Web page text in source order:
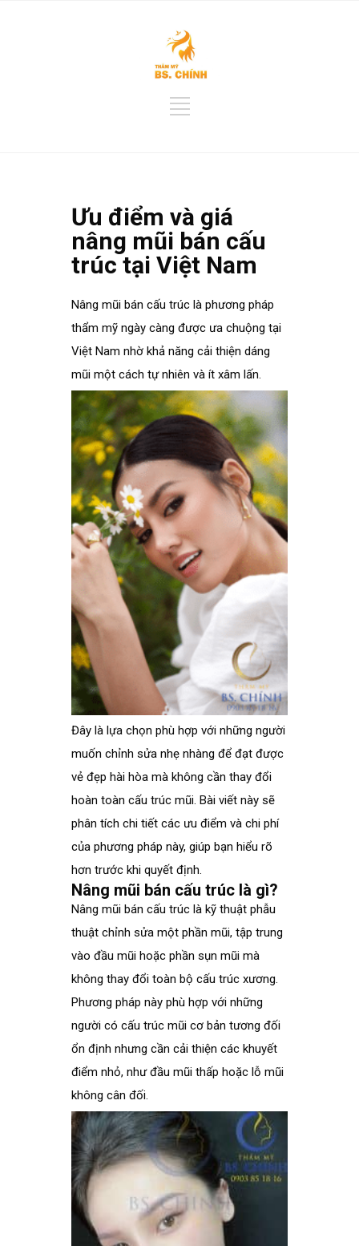
Ưu điểm và giá
nâng mũi bán cấu
trúc tại Việt Nam
Nâng mũi bán cấu trúc là phương pháp
thẩm mỹ ngày càng được ưa chuộng tại
Việt Nam nhờ khả năng cải thiện dáng
mũi một cách tự nhiên và ít xâm lấn.
Đây là lựa chọn phù hợp với những người
muốn chỉnh sửa nhẹ nhàng để đạt được
vẻ đẹp hài hòa mà không cần thay đổi
hoàn toàn cấu trúc mũi. Bài viết này sẽ
phân tích chi tiết các ưu điểm và chi phí
của phương pháp này, giúp bạn hiểu rõ
hơn trước khi quyết định.
Nâng mũi bán cấu trúc là gì?
Nâng mũi bán cấu trúc là kỹ thuật phẫu
thuật chỉnh sửa một phần mũi, tập trung
vào đầu mũi hoặc phần sụn mũi mà
không thay đổi toàn bộ cấu trúc xương.
Phương pháp này phù hợp với những
người có cấu trúc mũi cơ bản tương đối
ổn định nhưng cần cải thiện các khuyết
điểm nhỏ, như đầu mũi thấp hoặc lỗ mũi
không cân đối.